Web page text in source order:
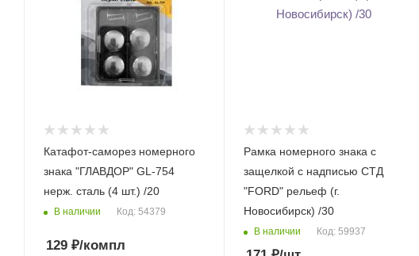
Катафот-саморез номерного
знака "ГЛАВДОР" GL-754
нерж. сталь (4 шт.) /20
В наличии Код: 54379
129 ₽/компл
Рамка номерного знака с
защелкой с надписью СТД
"FORD" рельеф (г.
Новосибирск) /30
В наличии Код: 59937